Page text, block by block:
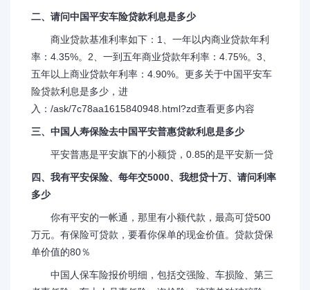
二、请问中国平安车险贷款利息是多少
商业贷款基准利率如下：1、一年以内商业贷款年利
率：4.35%。2、一到五年商业贷款年利率：4.75%。3、
五年以上商业贷款年利率：4.90%。更多关于中国平安车
险贷款利息是多少，进
入：/ask/7c78aa1615840948.html?zd查看更多内容
三、中国人寿保险去中国平安普惠贷款利息是多少
平安普惠是平安旗下的小额贷，0.85的是平安新一贷
四、我有平安保险、每年交5000、我想贷十万、请问利率
多少
你有平安的一帐通，那里有小额代款，最高可贷500
万元。有保险可贷款，要看你保单的现金价值。贷款贷保
单价值的80％
中国人保车险报价明细，包括交强险、车损险、第三